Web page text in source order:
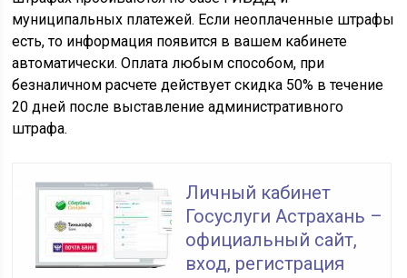
муниципальных платежей. Если неоплаченные штрафы
есть, то информация появится в вашем кабинете
автоматически. Оплата любым способом, при
безналичном расчете действует скидка 50% в течение
20 дней после выставление административного
штрафа.
Личный кабинет
Госуслуги Астрахань –
официальный сайт,
вход, регистрация